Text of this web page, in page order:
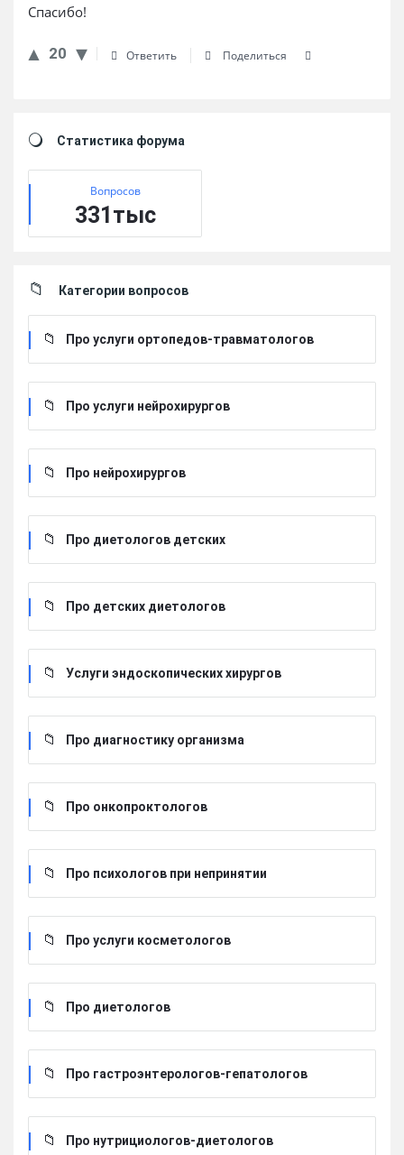
Спасибо!
20 Ответить Поделиться
Статистика форума
Вопросов
331тыс
Категории вопросов
Про услуги ортопедов-травматологов
Про услуги нейрохирургов
Про нейрохирургов
Про диетологов детских
Про детских диетологов
Услуги эндоскопических хирургов
Про диагностику организма
Про онкопроктологов
Про психологов при непринятии
Про услуги косметологов
Про диетологов
Про гастроэнтерологов-гепатологов
Про нутрициологов-диетологов